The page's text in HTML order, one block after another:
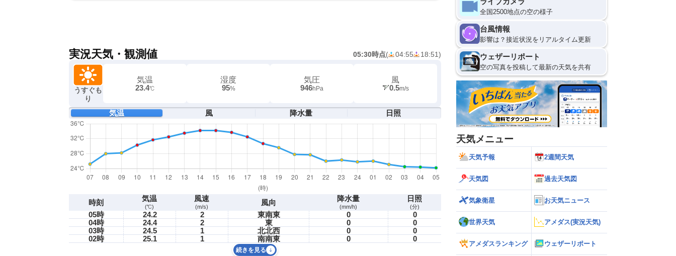
実況天気・観測値 05:30時点( 04:55 18:51)
うすぐも
り
気温
23.4℃
湿度
95%
気圧
946hPa
風
0.5m/s
気温 風 降水量 日照
時刻 気温
(℃)
風速
(m/s) 風向 降水量
(mm/h)
日照
(分)
05時 24.2 2 東南東 0
0
04時
24.4 2 東 0
0
03時
24.5 1 北北西 0
0
02時
25.1 1 南南東 0 0
続きを見る
全国2500地点の空の様子
台風情報
影響は？接近状況をリアルタイム更新
ウェザーリポート
空の写真を投稿して最新の天気を共有
天気メニュー
天気予報 2週間天気
天気図 過去天気図
気象衛星 お天気ニュース
世界天気 アメダス(実況天気)
アメダスランキング ウェザーリポート